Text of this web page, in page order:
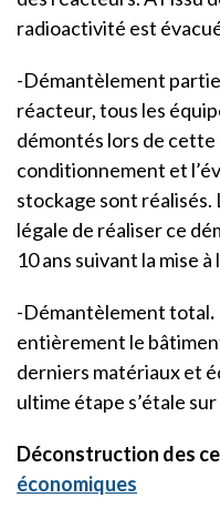
radioactivité est
-Démantèlement
réacteur, tous les
démontés lors de cette
conditionnement et
stockage sont réalisés.
légale de réaliser ce
10 ans suivant la mise
-Démantèlement total.
entièrement le
derniers matériaux et
ultime étape s’étale
Déconstruction des
économiques